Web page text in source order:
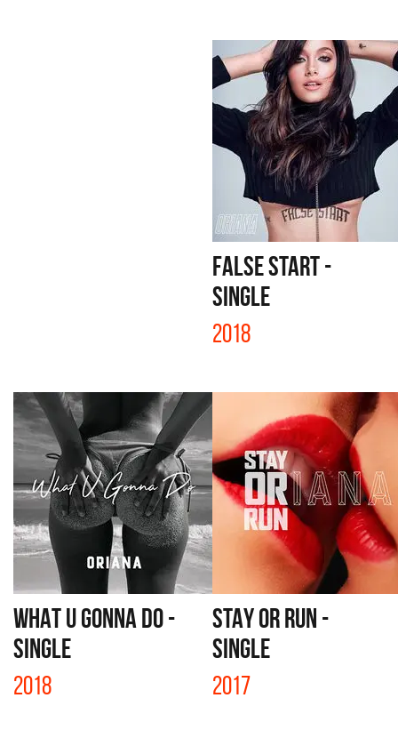
FALSE START -
SINGLE
2018
WHAT U GONNA DO -
SINGLE
2018
STAY OR RUN -
SINGLE
2017